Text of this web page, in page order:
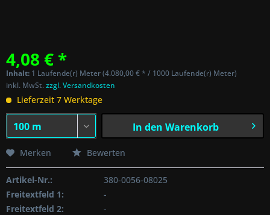
4,08 € *
Inhalt: 1 Laufende(r) Meter (4.080,00 € * / 1000 Laufende(r) Meter)
inkl. MwSt.zzgl. Versandkosten
Lieferzeit 7 Werktage
In den Warenkorb
Merken Bewerten
Artikel-Nr.:
380-0056-08025
Freitextfeld 1:
-
Freitextfeld 2:
-